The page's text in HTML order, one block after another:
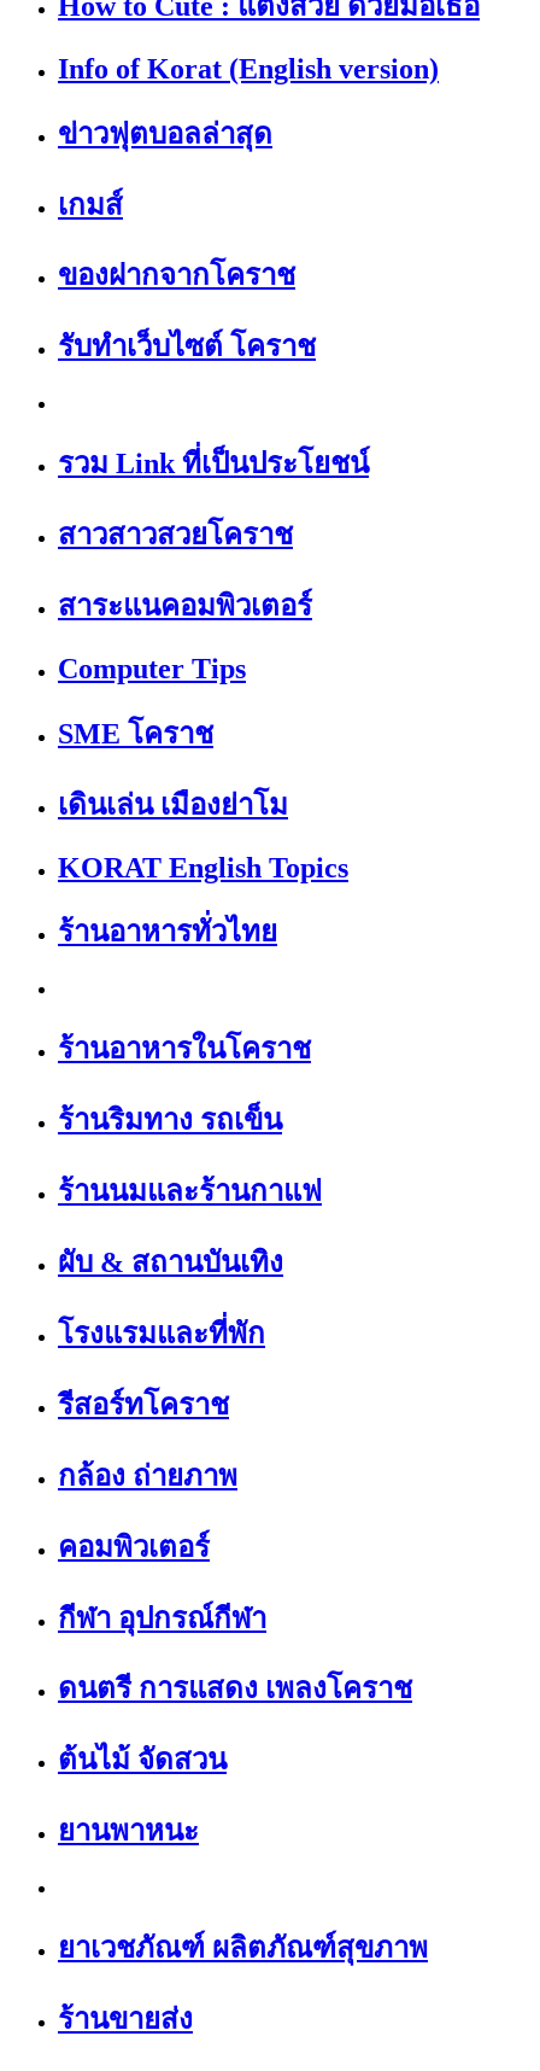
Info of Korat (English version)
ข่าวฟุตบอลล่าสุด
เกมส์
ของฝากจากโคราช
รับทำเว็บไซต์ โคราช
รวม Link ที่เป็นประโยชน์
สาวสาวสวยโคราช
สาระแนคอมพิวเตอร์
Computer Tips
SME โคราช
เดินเล่น เมืองย่าโม
KORAT English Topics
ร้านอาหารทั่วไทย
ร้านอาหารในโคราช
ร้านริมทาง รถเข็น
ร้านนมและร้านกาแฟ
ผับ & สถานบันเทิง
โรงแรมและที่พัก
รีสอร์ทโคราช
กล้อง ถ่ายภาพ
คอมพิวเตอร์
กีฬา อุปกรณ์กีฬา
ดนตรี การแสดง เพลงโคราช
ต้นไม้ จัดสวน
ยานพาหนะ
ยาเวชภัณฑ์ ผลิตภัณฑ์สุขภาพ
ร้านขายส่ง